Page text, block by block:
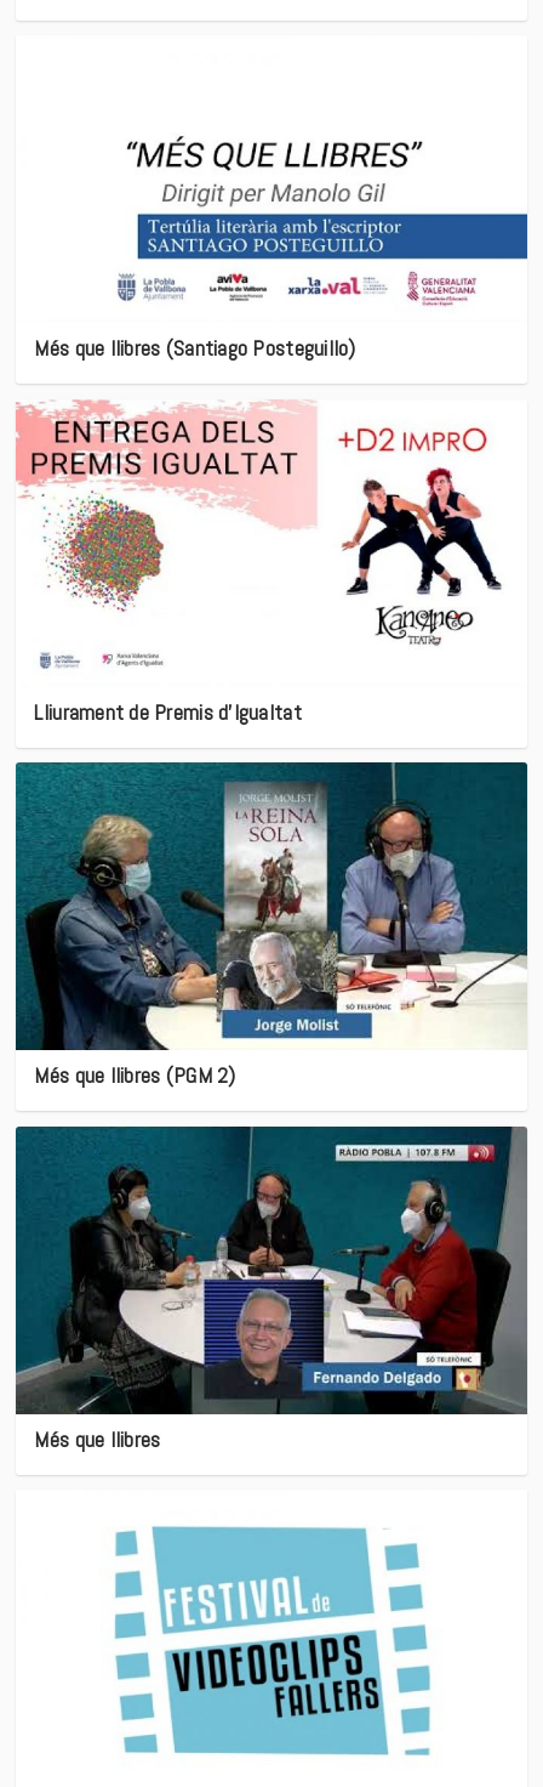
Més que llibres (Santiago Posteguillo)
Lliurament de Premis d’Igualtat
Més que llibres (PGM 2)
Més que llibres